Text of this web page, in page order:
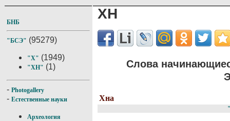
БНБ
"БСЭ" (95279)
"Х" (1949)
"ХН" (1)
- Photogallery
- Естественные науки
Археология
ХН
Слова
Хна